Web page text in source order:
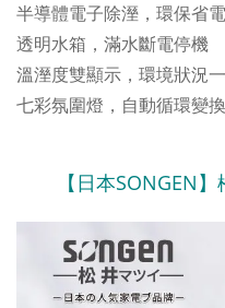
半導體電子除溼，環保省電
透明水箱，滿水斷電停機
溫溼度雙顯示，環境狀況
七彩氛圍燈，自動循環變換
【日本SONGEN